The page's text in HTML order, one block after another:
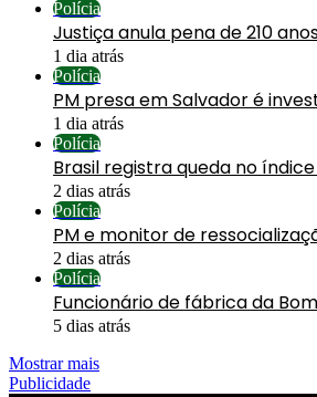
Polícia
Justiça anula pena de 210
1 dia atrás
Polícia
PM presa em Salvador é
1 dia atrás
Polícia
Brasil registra queda no
2 dias atrás
Polícia
PM e monitor de
2 dias atrás
Polícia
Funcionário de fábrica da
5 dias atrás
Mostrar mais
Publicidade